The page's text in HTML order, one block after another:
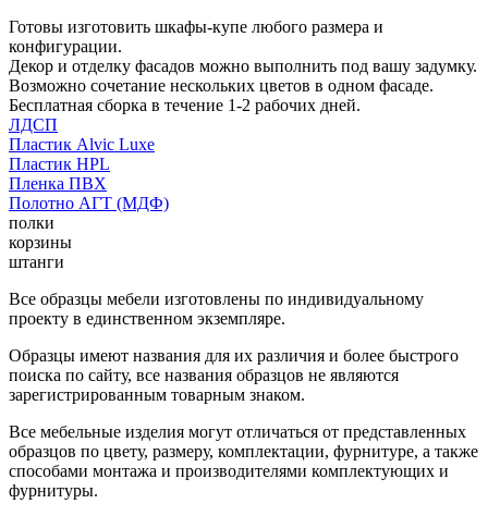
Готовы изготовить шкафы-купе любого размера и
конфигурации.
Декор и отделку фасадов можно выполнить под вашу задумку.
Возможно сочетание нескольких цветов в одном фасаде.
Бесплатная сборка в течение 1-2 рабочих дней.
ЛДСП
Пластик Alvic Luxe
Пластик HPL
Пленка ПВХ
Полотно АГТ (МДФ)
полки
корзины
штанги
Все образцы мебели изготовлены по индивидуальному
проекту в единственном экземпляре.
Образцы имеют названия для их различия и более быстрого
поиска по сайту, все названия образцов не являются
зарегистрированным товарным знаком.
Все мебельные изделия могут отличаться от представленных
образцов по цвету, размеру, комплектации, фурнитуре, а также
способами монтажа и производителями комплектующих и
фурнитуры.